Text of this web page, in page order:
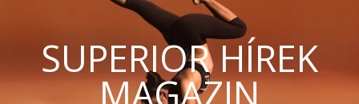
SUPERIOR HÍREK
MAGAZIN